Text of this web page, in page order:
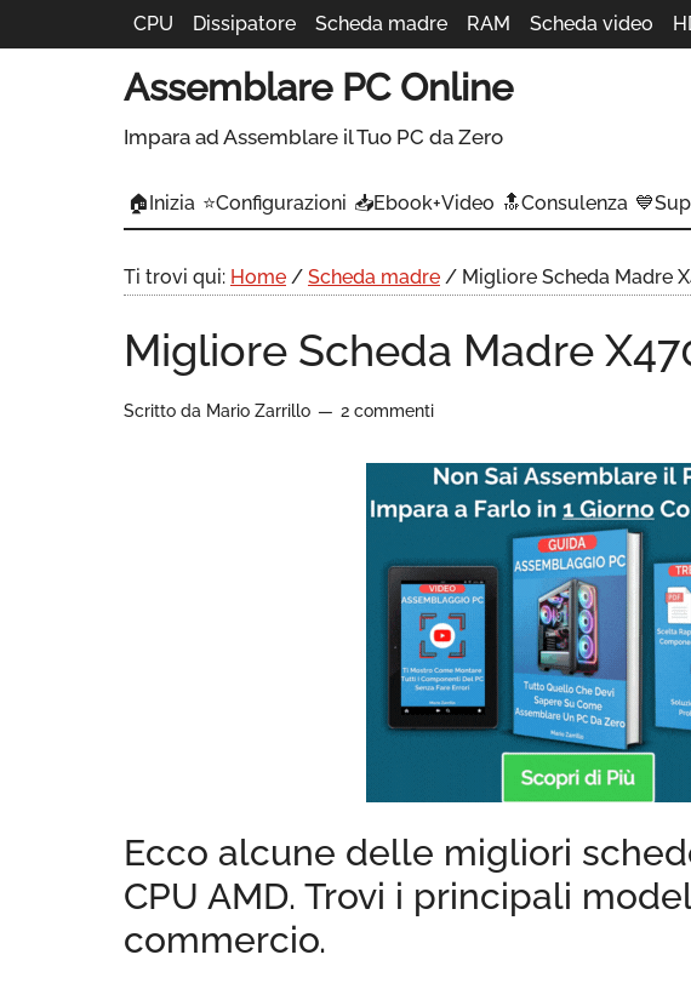
CPU Dissipatore Scheda madre RAM Scheda video
Assemblare PC Online
Impara ad Assemblare il Tuo PC da Zero
🏠Inizia ⭐Configurazioni 📥Ebook+Video 🔝Consulenza
Ti trovi qui: Home / Scheda madre / Migliore Scheda Madre
Migliore Scheda Madre
Scritto da Mario Zarrillo 2 commenti
Ecco alcune delle migliori
CPU AMD. Trovi i principali
commercio.